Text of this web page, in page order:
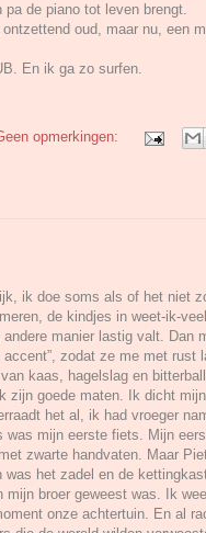
de piano tot leven brengt.
oud, maar nu, een
En ik ga zo surfen.
opmerkingen:
ik doe soms als of het niet
de kindjes in weet-ik-
manier lastig valt. Dan
accent”, zodat ze me met
kaas, hagelslag en
zijn goede maten. Ik dicht
het al, ik had vroeger
mijn eerste fiets. Mijn
zwarte handvaten. Maar
was het zadel en de
broer geweest was. Ik
onze achtertuin. En al